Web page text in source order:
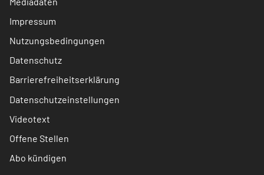
Impressum
Nutzungsbedingungen
Datenschutz
Barrierefreiheitserklärung
Datenschutzeinstellungen
Videotext
Offene Stellen
Abo kündigen